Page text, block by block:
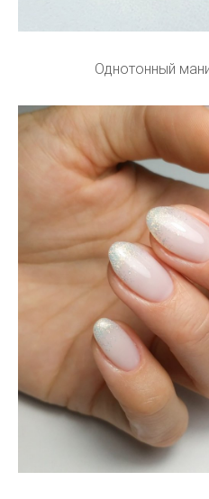
Однотонный